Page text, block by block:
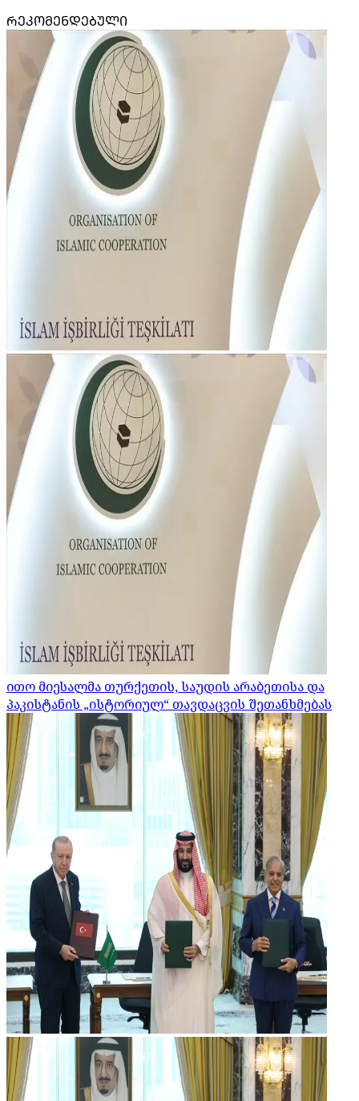
ᲠᲔᲙᲝᲛᲔᲜᲓᲔᲑᲣᲚᲘ
ითო მიესალმა თურქეთის, საუდის არაბეთისა და
პაკისტანის „ისტორიულ“ თავდაცვის შეთანხმებას